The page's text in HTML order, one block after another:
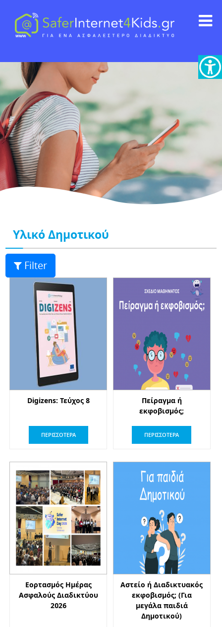
Υλικό Δημοτικού
Filter
Digizens: Τεύχος 8
ΠΕΡΙΣΣΟΤΕΡΑ
Πείραγμα ή
εκφοβισμός;
ΠΕΡΙΣΣΟΤΕΡΑ
Εορτασμός Ημέρας
Ασφαλούς Διαδικτύου
2026
Αστείο ή Διαδικτυακός
εκφοβισμός; (Για
μεγάλα παιδιά
Δημοτικού)